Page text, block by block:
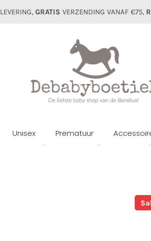
LEVERING, GRATIS VERZENDING VANAF €75,
Unisex Prematuur